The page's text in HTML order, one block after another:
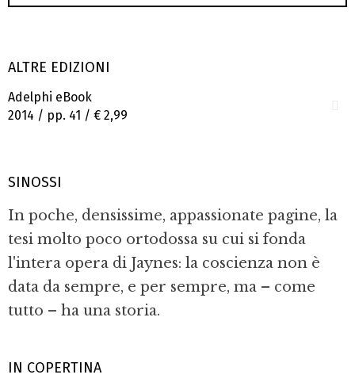
IN COPERTINA
ALTRE EDIZIONI
Adelphi eBook
2014 / pp. 41 / € 2,99
SINOSSI
In poche, densissime, appassionate pagine, la
tesi molto poco ortodossa su cui si fonda
l'intera opera di Jaynes: la coscienza non è
data da sempre, e per sempre, ma – come
tutto – ha una storia.